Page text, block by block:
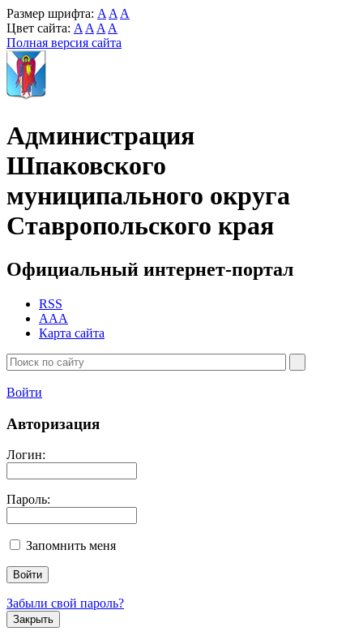
Размер шрифта: A A A
Цвет сайта: A A A A
Полная версия сайта
Администрация
Шпаковского
муниципального округа
Ставропольского края
Официальный интернет-портал
RSS
AAA
Карта сайта
Войти
Авторизация
Логин:
Пароль:
Запомнить меня
Забыли свой пароль?
Закрыть